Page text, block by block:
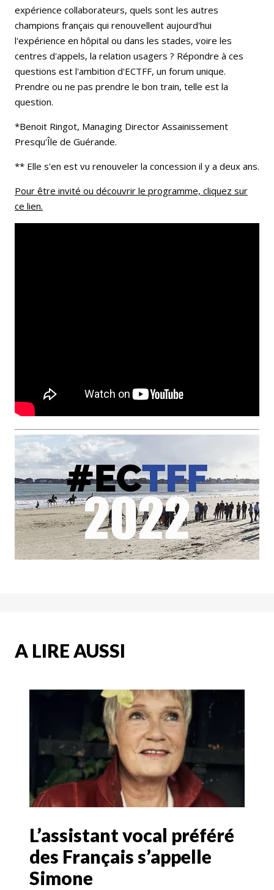
expérience collaborateurs, quels sont les autres
champions français qui renouvellent aujourd'hui
l'expérience en hôpital ou dans les stades, voire les
centres d'appels, la relation usagers ? Répondre à ces
questions est l'ambition d'ECTFF, un forum unique.
Prendre ou ne pas prendre le bon train, telle est la
question.
*Benoit Ringot, Managing Director Assainissement
Presqu'Île de Guérande.
** Elle s'en est vu renouveler la concession il y a deux ans.
Pour être invité ou découvrir le programme, cliquez sur
ce lien.
A LIRE AUSSI
L’assistant vocal préféré
des Français s’appelle
Simone